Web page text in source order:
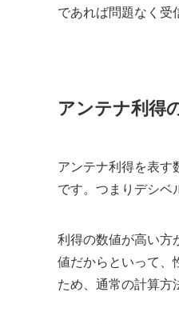
であれば問題なく受
アンテナ利得
アンテナ利得を表
です。つまりデシベ
利得の数値が高い方
値だからといって、
ため、通常の計算方